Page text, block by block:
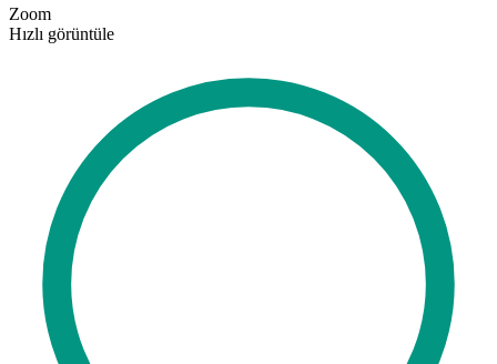
Zoom
Hızlı görüntüle